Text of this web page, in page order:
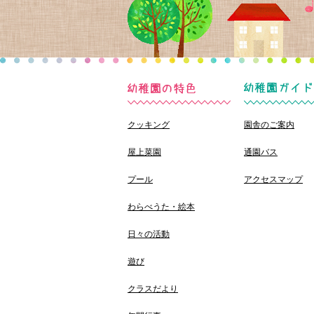
クッキング
屋上菜園
プール
わらべうた・絵本
日々の活動
遊び
クラスだより
園舎のご案内
通園バス
アクセスマップ